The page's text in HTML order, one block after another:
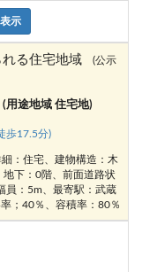
示
れる住宅地域
(公示
(用途地域 住宅地)
歩17.5分)
：住宅、建物構造：木
下：0階、前面道路状
員：5m、最寄駅：武蔵
；40％、容積率：80％